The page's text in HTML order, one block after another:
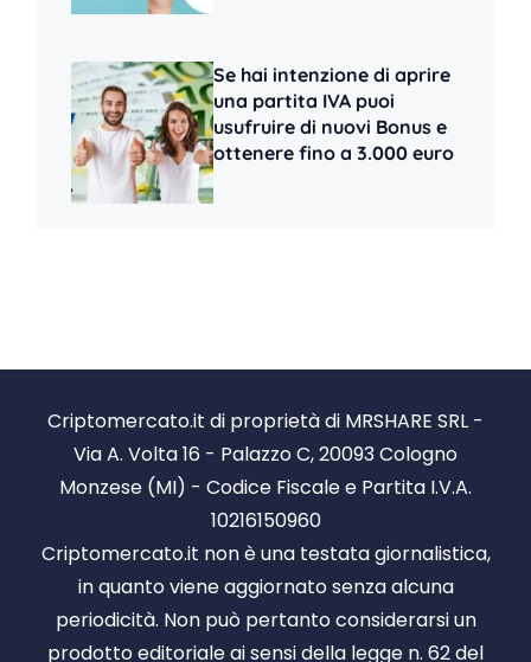
Se hai intenzione di aprire
una partita IVA puoi
usufruire di nuovi Bonus e
ottenere fino a 3.000 euro
Criptomercato.it di proprietà di MRSHARE SRL -
Via A. Volta 16 - Palazzo C, 20093 Cologno
Monzese (MI) - Codice Fiscale e Partita I.V.A.
10216150960
Criptomercato.it non è una testata giornalistica,
in quanto viene aggiornato senza alcuna
periodicità. Non può pertanto considerarsi un
prodotto editoriale ai sensi della legge n. 62 del